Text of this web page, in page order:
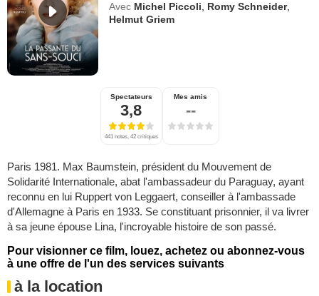
Avec Michel Piccoli Romy Schneider,
Helmut Griem
Spectateurs
3,8
441 notes, 42 critiques
Mes amis
--
Paris 1981. Max Baumstein, président du Mouvement de
Solidarité Internationale, abat l'ambassadeur du Paraguay, ayant
reconnu en lui Ruppert von Leggaert, conseiller à l'ambassade
d'Allemagne à Paris en 1933. Se constituant prisonnier, il va livrer
à sa jeune épouse Lina, l'incroyable histoire de son passé.
Pour visionner ce film, louez, achetez ou abonnez-vous
à une offre de l'un des services suivants
à la location